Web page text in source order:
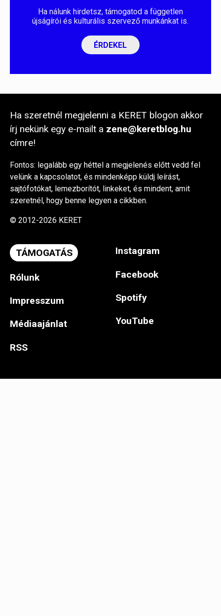
Ha nálunk hirdetsz, támogatod a független
újságírói és kulturális szervező munkánkat is.
ÉRDEKEL
Ha szeretnél megjelenni a KERET blogon akkor
írj nekünk egy e-mailt a zene@keretblog.hu
címre!
Fontos: legalább egy héttel a megjelenés előtt vedd fel
velünk a kapcsolatot, és mindenképp küldj leírást,
sajtófotókat, lemezborítót, linkeket, és mindent, amit
szeretnél, hogy benne legyen a cikkben.
© 2012-2026 KERET
TÁMOGATÁS
Rólunk
Impresszum
Médiaajánlat
RSS
Instagram
Facebook
Spotify
YouTube